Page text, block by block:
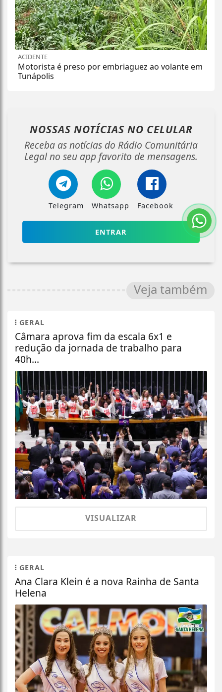
ACIDENTE
Motorista é preso por embriaguez ao volante em
Tunápolis
NOSSAS NOTÍCIAS NO CELULAR
Receba as notícias do Rádio Comunitária
Legal no seu app favorito de mensagens.
Telegram Whatsapp Facebook
ENTRAR
Veja também
GERAL
Câmara aprova fim da escala 6x1 e
redução da jornada de trabalho para
40h...
VISUALIZAR
GERAL
Ana Clara Klein é a nova Rainha de Santa
Helena